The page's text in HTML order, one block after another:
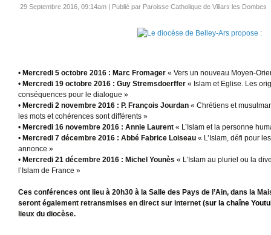
29 Septembre 2016, 09:14am | Publié par Paroisse Catholique de Villars les Dombes
• Mercredi 5 octobre 2016 : Marc Fromager « Vers un nouveau Moyen-
• Mercredi 19 octobre 2016 : Guy Stremsdoerffer « Islam et Eglise. Les
conséquences pour le dialogue »
• Mercredi 2 novembre 2016 : P. François Jourdan « Chrétiens et
les mots et cohérences sont différents »
• Mercredi 16 novembre 2016 : Annie Laurent « L’Islam et la personne
• Mercredi 7 décembre 2016 : Abbé Fabrice Loiseau « L’Islam, défi pour
annonce »
• Mercredi 21 décembre 2016 : Michel Younès « L’Islam au pluriel ou la
l’Islam de France »
Ces conférences ont lieu à 20h30 à la Salle des Pays de l’Ain, dans la
seront également retransmises en direct sur internet (sur la chaîne
lieux du diocèse.